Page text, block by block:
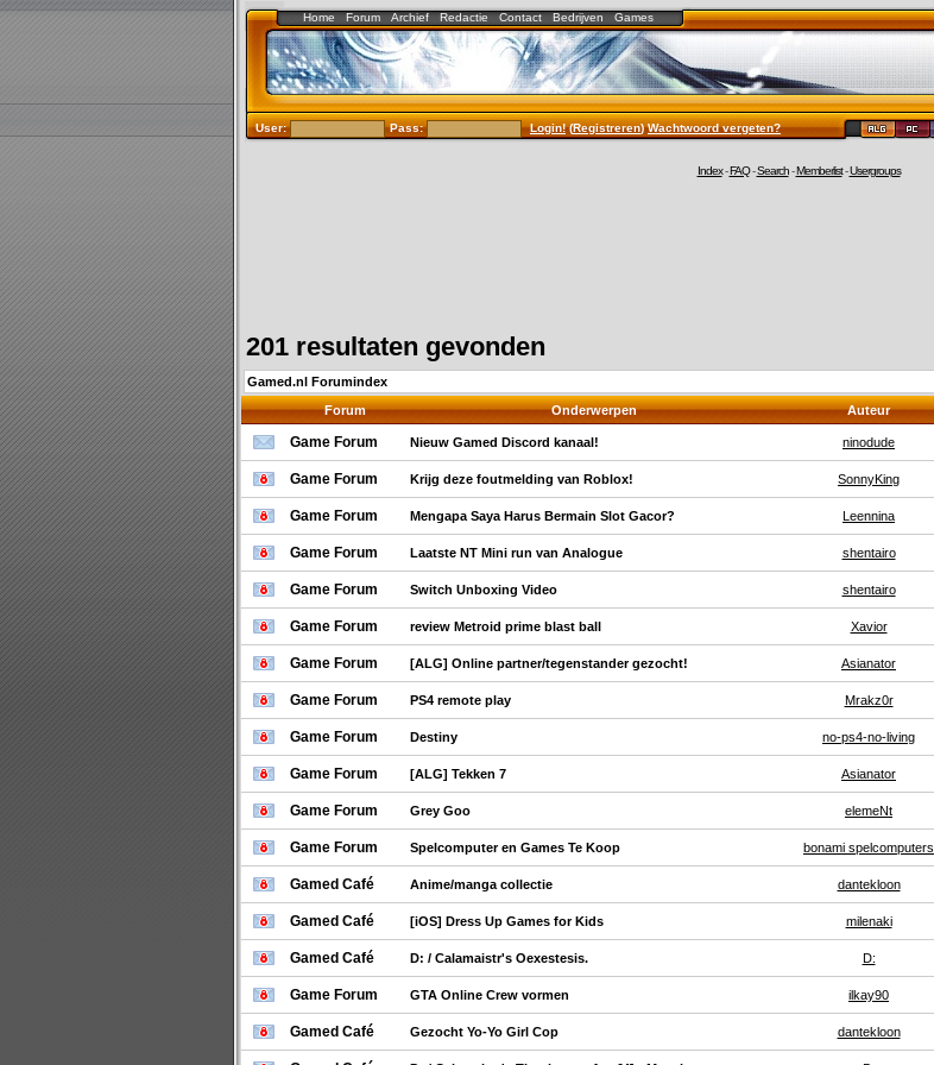
Home Forum Archief Redactie Contact Bedrijven Games
User: Pass: Login!(Registreren)Wachtwoord vergeten?
Index-FAQ-Search-Memberlist-Usergroups
201 resultaten gevonden
Gamed.nl Forumindex
Forum
Onderwerpen Auteur
Game Forum Nieuw Gamed Discord kanaal! ninodude
Game Forum Krijg deze foutmelding van Roblox! SonnyKing
Game Forum Mengapa Saya Harus Bermain Slot Gacor? Leennina
Game Forum Laatste NT Mini run van Analogue shentairo
Game Forum Switch Unboxing Video shentairo
Game Forum review Metroid prime blast ball Xavior
Game Forum [ALG] Online partner/tegenstander gezocht! Asianator
Game Forum PS4 remote play Mrakz0r
Game Forum Destiny no-ps4-no-living
Game Forum [ALG] Tekken 7 Asianator
Game Forum Grey Goo elemeNt
Game Forum Spelcomputer en Games Te Koop bonami spelcomputers
Gamed Café Anime/manga collectie dantekloon
Gamed Café [iOS] Dress Up Games for Kids milenaki
Gamed Café D: / Calamaistr's Oexestesis. D:
Game Forum GTA Online Crew vormen ilkay90
Gamed Café Gezocht Yo-Yo Girl Cop dantekloon